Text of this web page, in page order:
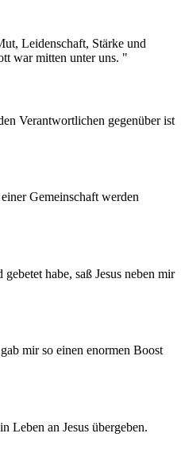
Leidenschaft, Stärke und
war mitten unter uns. "
Verantwortlichen gegenüber ist
Gemeinschaft werden
habe, saß Jesus neben mir
mir so einen enormen Boost
Leben an Jesus übergeben.